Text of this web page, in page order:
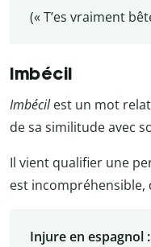
(« T’es vraiment
Imbécil
Imbécilest un mot
de sa similitude avec
Il vient qualifier une
est incompréhensible,
Injure en espagnol